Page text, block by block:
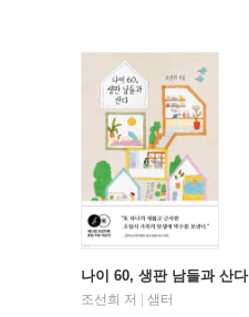
나이 60, 생판 남들과 산다
조선희 저
샘터